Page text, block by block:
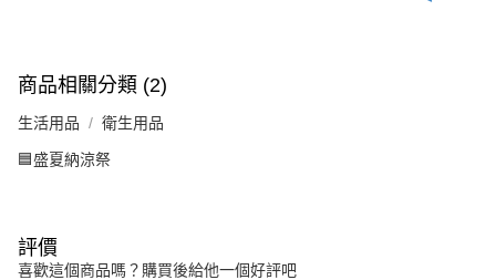
商品相關分類 (2)
生活用品 衛生用品
🟦盛夏納涼祭
評價
喜歡這個商品嗎？購買後給他一個好評吧